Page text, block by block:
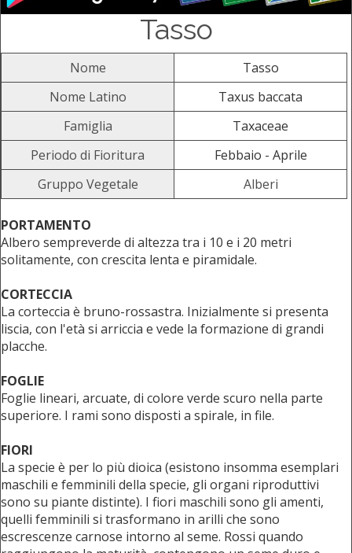
Tasso
Nome
Tasso
Nome Latino
Taxus baccata
Famiglia
Taxaceae
Periodo di Fioritura
Febbaio - Aprile
Gruppo Vegetale
Alberi
PORTAMENTO
Albero sempreverde di altezza tra i 10 e i 20 metri
solitamente, con crescita lenta e piramidale.
CORTECCIA
La corteccia è bruno-rossastra. Inizialmente si presenta
liscia, con l'età si arriccia e vede la formazione di grandi
placche.
FOGLIE
Foglie lineari, arcuate, di colore verde scuro nella parte
superiore. I rami sono disposti a spirale, in file.
FIORI
La specie è per lo più dioica (esistono insomma esemplari
maschili e femminili della specie, gli organi riproduttivi
sono su piante distinte). I fiori maschili sono gli amenti,
quelli femminili si trasformano in arilli che sono
escrescenze carnose intorno al seme. Rossi quando